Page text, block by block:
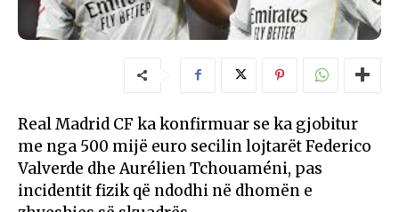
Real Madrid CF ka konfirmuar se ka gjobitur
me nga 500 mijë euro secilin lojtarëtFederico
Valverde dheAurélien Tchouaméni, pas
incidentit fizik që ndodhi në dhomën e